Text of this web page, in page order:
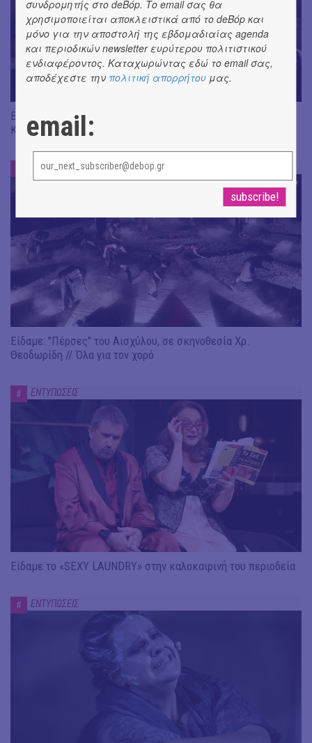
Είδαμε "Βάκχες" του Ευριπίδη, σε σκηνοθεσία J. Gardev //
Καλώς ήρθατε στο σόου!
ΕΝΤΥΠΩΣΕΙΣ
Είδαμε: "Πέρσες" του Αισχύλου, σε σκηνοθεσία Χρ.
Θεοδωρίδη // Όλα για τον χορό
# ΕΝΤΥΠΩΣΕΙΣ
Είδαμε το «SEXY LAUNDRY» στην καλοκαιρινή του περιοδεία
# ΕΝΤΥΠΩΣΕΙΣ
συνδρομητής στο deBόp. Το email σας θα
χρησιμοποιείται αποκλειστικά από το deBόp και
μόνο για την αποστολή της εβδομαδιαίας agenda
και περιοδικών newsletter ευρύτερου πολιτιστικού
ενδιαφέροντος. Καταχωρώντας εδώ το email σας,
αποδέχεστε την πολιτική απορρήτου μας.
email: